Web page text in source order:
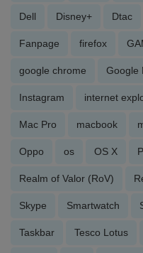
Dell Disney+ Dtac
Fanpage firefox
google chrome Google
Instagram internet
Mac Pro macbook
Oppo os OS X
Realm of Valor (RoV)
Skype Smartwatch
Taskbar Tesco Lotus